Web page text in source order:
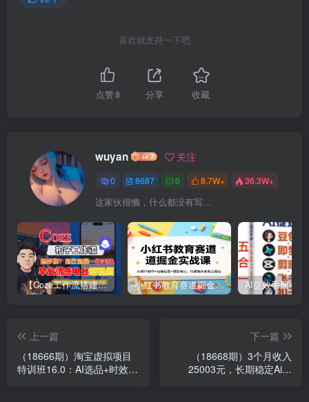
喜欢就支持一下吧
点赞8 分享 收藏
wuyan 关注
0 8687 0 8.7W+ 36.3W+
这家伙很懒，什么都没有写...
【Coze工作流搭建实操教程】【coze】早安情感电台日签视频还在手动做？用扣子工作流自动生成，省时90% 小红书教育赛道掘金实战课：AI课件制作+店铺运营+爆款笔记，打通知识变现全路径
上一篇
（18666期）淘宝虚拟项目
特训班16.0：AI选品+时效品
下一篇
（18668期）3个月收入
25003元，长期稳定Ai任